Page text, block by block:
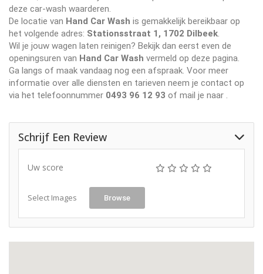
deze car-wash waarderen.
De locatie van Hand Car Wash is gemakkelijk bereikbaar op
het volgende adres: Stationsstraat 1, 1702 Dilbeek
Wil je jouw wagen laten reinigen? Bekijk dan eerst even de
openingsuren van Hand Car Wash vermeld op deze pagina.
Ga langs of maak vandaag nog een afspraak. Voor meer
informatie over alle diensten en tarieven neem je contact op
via het telefoonnummer 0493 96 12 93 of mail je naar
Schrijf Een Review
Uw score
Select Images Browse